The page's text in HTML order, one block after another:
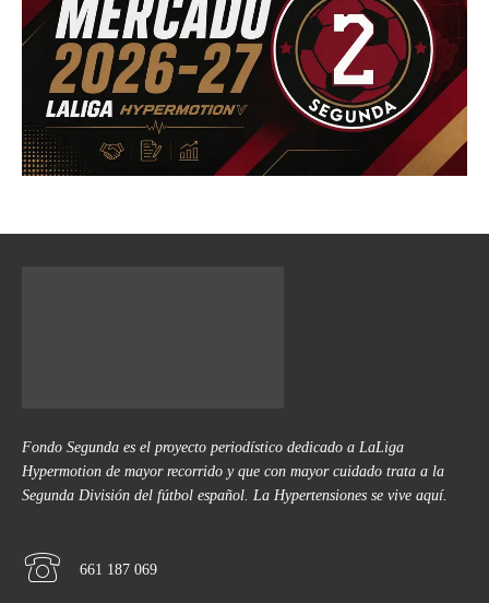
Fondo Segunda es el proyecto periodístico dedicado a LaLiga
Hypermotion de mayor recorrido y que con mayor cuidado trata a la
Segunda División del fútbol español. La Hypertensiones se vive aquí.
661 187 069